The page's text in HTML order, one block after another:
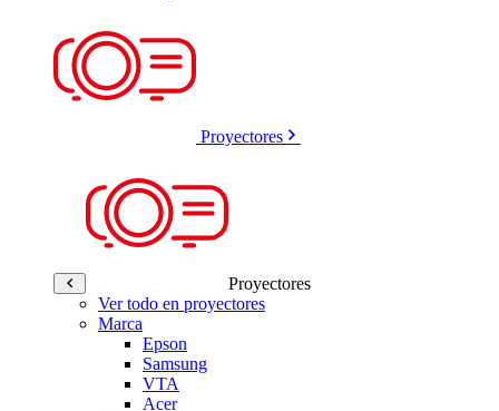
Proyectores
Proyectores
Ver todo en proyectores
Marca
Epson
Samsung
VTA
Acer